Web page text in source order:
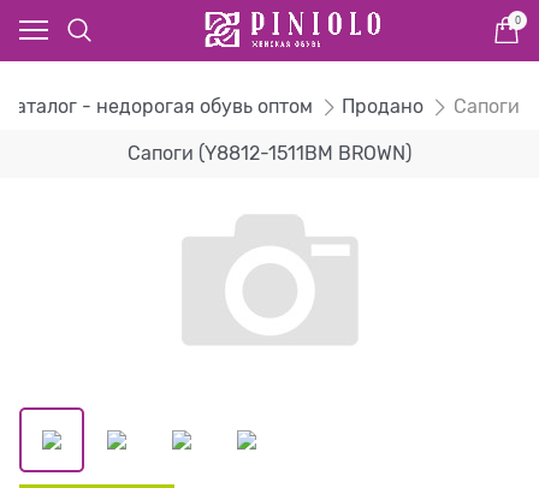
0
Каталог - недорогая обувь оптом Продано Сапоги
Сапоги (Y8812-1511BM BROWN)